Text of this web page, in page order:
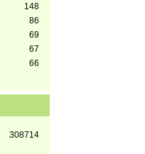
148
86
69
67
66
308714